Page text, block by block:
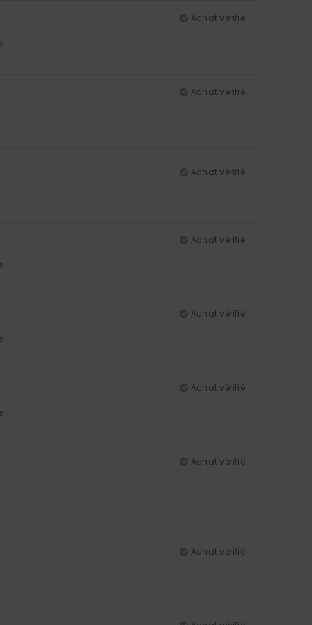
Achat vérifié
Achat vérifié
Achat vérifié
Achat vérifié
Achat vérifié
Achat vérifié
Achat vérifié
Achat vérifié